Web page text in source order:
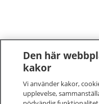
Den här
kakor
Vi använder kakor,
upplevelse,